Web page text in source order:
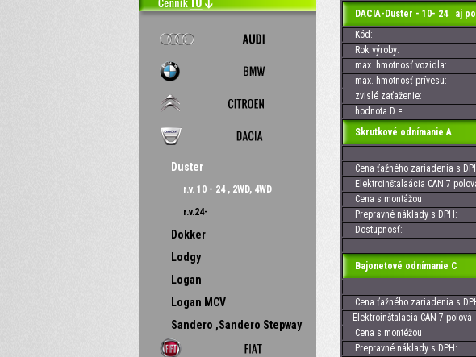
Duster
r.v. 10 - 24 , 2WD, 4WD
r.v.24-
Dokker
Lodgy
Logan
Logan MCV
Sandero ,Sandero Stepway
DACIA-Duster - 10- 24 aj
Kód:
Rok výroby:
max. hmotnosť vozidla:
max. hmotnosť prívesu:
zvislé zaťaženie:
hodnota D =
Skrutkové odnímanie A
Cena ťažného zariadenia s
Elektroinštalaácia CAN 7
Cena s montážou
Prepravné náklady s DPH:
Dostupnosť:
Bajonetové odnímanie C
Cena ťažného zariadenia s
Elektroinštalacia CAN 7 polová
Cena s montéžou
Prepravné náklady s DPH: